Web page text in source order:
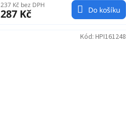
237 Kč bez DPH
287 Kč Do košíku
Kód: HPI161248